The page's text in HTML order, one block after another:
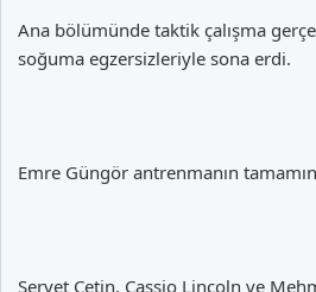
Ana bölümünde taktik çalışma
soğuma egzersizleriyle sona erdi.
Emre Güngör antrenmanın
Servet Çetin, Cassio Lincoln ve